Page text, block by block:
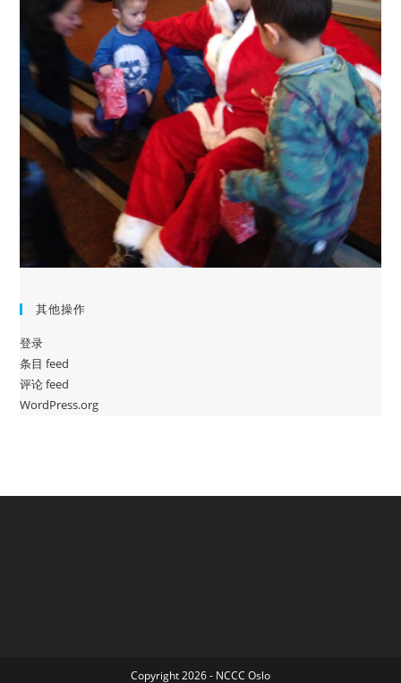
其他操作
登录
条目 feed
评论 feed
WordPress.org
Copyright 2026 - NCCC Oslo